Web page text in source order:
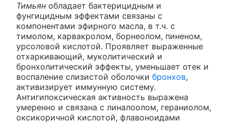
Тимьян обладает бактерицидным и
фунгицидным эффектами связаны с
компонентами эфирного масла, в т.ч. с
тимолом, карвакролом, борнеолом, пиненом,
урсоловой кислотой. Проявляет выраженные
отхаркивающий, муколитический и
бронхолитический эффекты, уменьшает отек и
воспаление слизистой оболочки бронхов,
активизирует иммунную систему.
Антигипоксическая активность выражена
умеренно и связана с линалоолом, гераниолом,
оксикоричной кислотой, флавоноидами